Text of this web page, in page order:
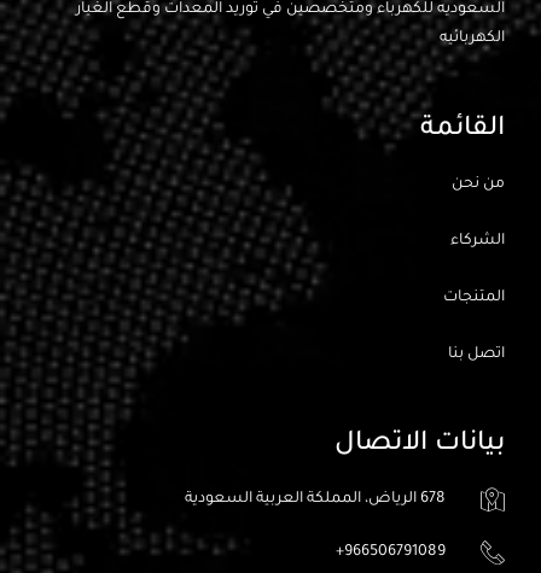
السعوديه للكهرباء ومتخصصين في توريد المعدات وقطع الغيار
الكهربائيه
القائمة
من نحن
الشركاء
المتنجات
اتصل بنا
بيانات الاتصال
678 الرياض، المملكة العربية السعودية
966506791089+